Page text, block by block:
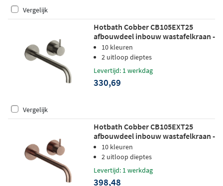
Vergelijk
Hotbath Cobber CB105EXT25
afbouwdeel inbouw wastafelkraan -
25cm uitloop - geborsteld nikkel
10 kleuren
2 uitloop dieptes
Levertijd: 1 werkdag
330,69
Vergelijk
Hotbath Cobber CB105EXT25
afbouwdeel inbouw wastafelkraan -
25cm uitloop - geborsteld koper pvd
10 kleuren
2 uitloop dieptes
Levertijd: 1 werkdag
398,48